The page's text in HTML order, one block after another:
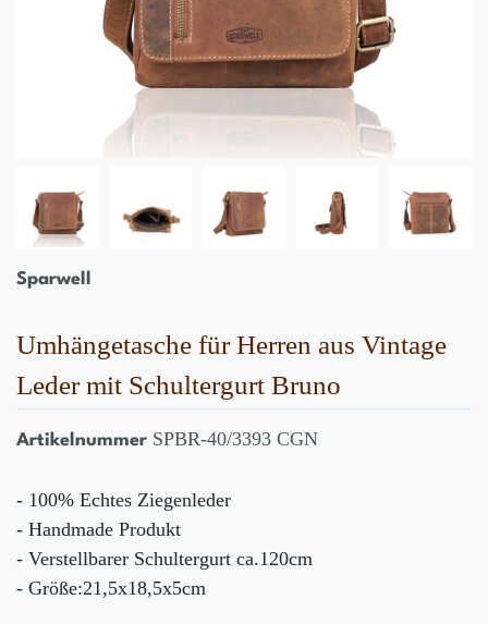
Sparwell
Umhängetasche für Herren aus Vintage
Leder mit Schultergurt Bruno
Artikelnummer SPBR-40/3393 CGN
- 100% Echtes Ziegenleder
- Handmade Produkt
- Verstellbarer Schultergurt ca.120cm
- Größe:21,5x18,5x5cm